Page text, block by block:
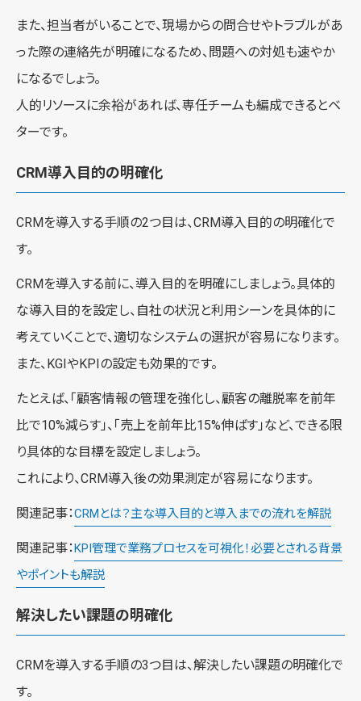
また、担当者がいることで、現場からの問合せやトラブルがあ
った際の連絡先が明確になるため、問題への対処も速やか
になるでしょう。
人的リソースに余裕があれば、専任チームも編成できるとベ
ターです。
CRM導入目的の明確化
CRMを導入する手順の2つ目は、CRM導入目的の明確化で
す。
CRMを導入する前に、導入目的を明確にしましょう。具体的
な導入目的を設定し、自社の状況と利用シーンを具体的に
考えていくことで、適切なシステムの選択が容易になります。
また、KGIやKPIの設定も効果的です。
たとえば、「顧客情報の管理を強化し、顧客の離脱率を前年
比で10%減らす」、「売上を前年比15%伸ばす」など、できる限
り具体的な目標を設定しましょう。
これにより、CRM導入後の効果測定が容易になります。
関連記事：CRMとは？主な導入目的と導入までの流れを解説
関連記事： KPI管理で業務プロセスを可視化！必要とされる背景
やポイントも解説
解決したい課題の明確化
CRMを導入する手順の3つ目は、解決したい課題の明確化で
す。